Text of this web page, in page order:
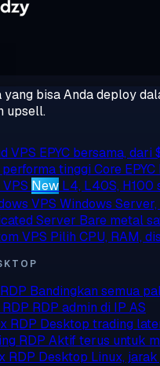
yang bisa Anda deploy
upsell.
VPS EPYC bersama,
performa tinggi Core
VPS New L4, L40S, H100
VPS Windows
Server Bare metal
VPS Pilih CPU, RAM,
Bandingkan semua
RDP admin di IP AS
RDP Desktop trading
RDP Aktif terus untuk
RDP Desktop Linux, jarak